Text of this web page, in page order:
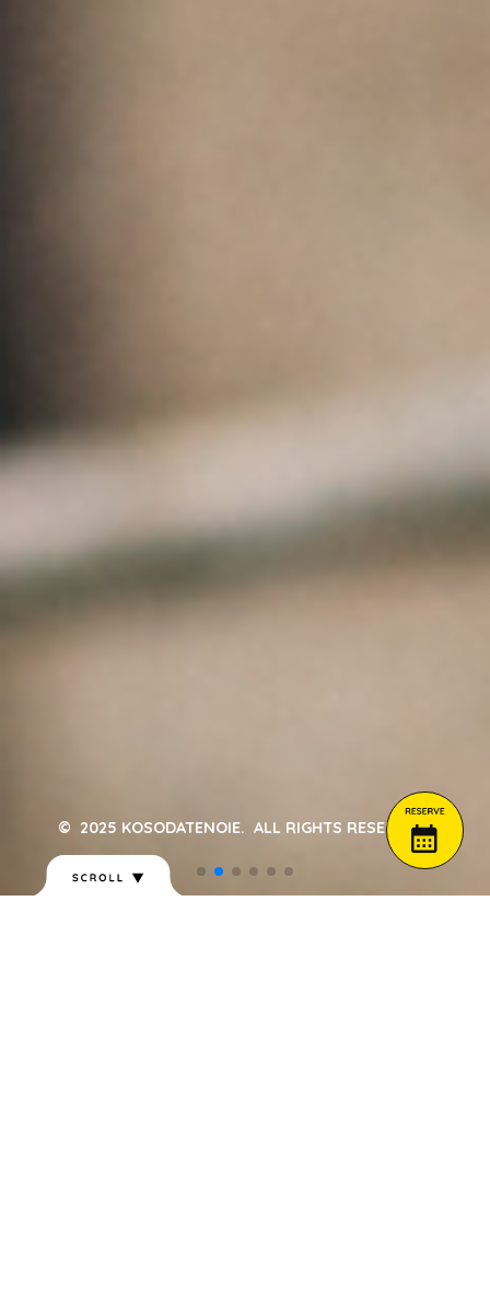
©︎ 2025 KOSODATENOIE. ALL RIGHTS RESERVED.